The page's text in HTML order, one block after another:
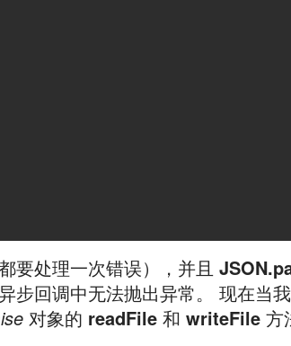
要处理一次错误），并且
步回调中无法抛出异常。 现在当
对象的 readFile和 writeFile方